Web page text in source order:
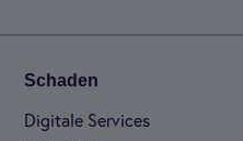
Scha­den
Digi­tale Ser­vices